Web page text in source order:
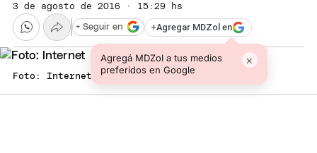
3 de agosto de 2016 · 15:29 hs
+Agregar MDZol en
Agregá MDZol a tus medios
preferidos en Google
×
+ Seguir en
Foto: Internet